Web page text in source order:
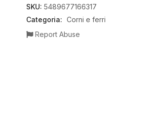
SKU: 5489677166317
Categoria: Corni e ferri
Report Abuse